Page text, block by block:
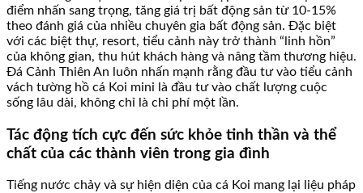
điểm nhấn sang trọng, tăng giá trị bất động sản từ 10-15%
theo đánh giá của nhiều chuyên gia bất động sản. Đặc biệt
với các biệt thự, resort, tiểu cảnh này trở thành “linh hồn”
của không gian, thu hút khách hàng và nâng tầm thương hiệu.
Đá Cảnh Thiên An luôn nhấn mạnh rằng đầu tư vào tiểu cảnh
vách tường hồ cá Koi mini là đầu tư vào chất lượng cuộc
sống lâu dài, không chỉ là chi phí một lần.
Tác động tích cực đến sức khỏe tinh thần và thể
chất của các thành viên trong gia đình
Tiếng nước chảy và sự hiện diện của cá Koi mang lại liệu pháp